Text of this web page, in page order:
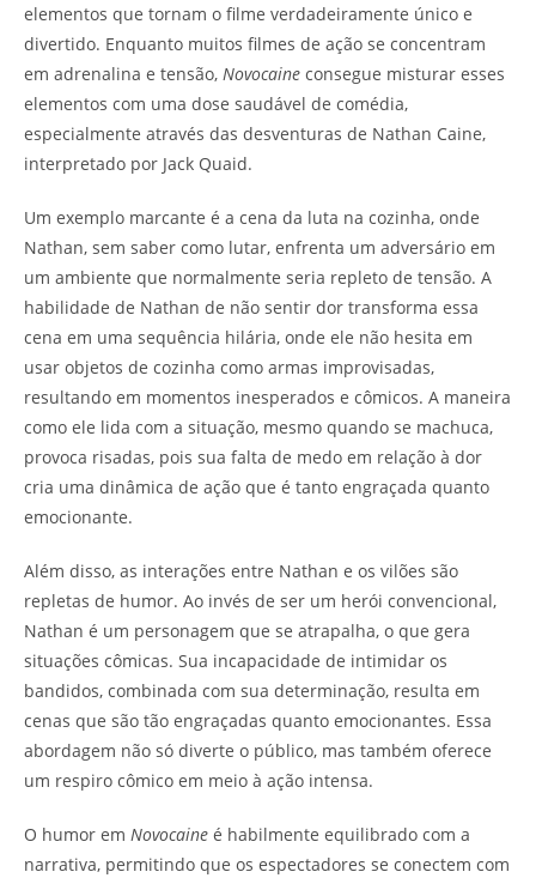
elementos que tornam o filme verdadeiramente único e
divertido. Enquanto muitos filmes de ação se concentram
em adrenalina e tensão, Novocaine consegue misturar esses
elementos com uma dose saudável de comédia,
especialmente através das desventuras de Nathan Caine,
interpretado por Jack Quaid.
Um exemplo marcante é a cena da luta na cozinha, onde
Nathan, sem saber como lutar, enfrenta um adversário em
um ambiente que normalmente seria repleto de tensão. A
habilidade de Nathan de não sentir dor transforma essa
cena em uma sequência hilária, onde ele não hesita em
usar objetos de cozinha como armas improvisadas,
resultando em momentos inesperados e cômicos. A maneira
como ele lida com a situação, mesmo quando se machuca,
provoca risadas, pois sua falta de medo em relação à dor
cria uma dinâmica de ação que é tanto engraçada quanto
emocionante.
Além disso, as interações entre Nathan e os vilões são
repletas de humor. Ao invés de ser um herói convencional,
Nathan é um personagem que se atrapalha, o que gera
situações cômicas. Sua incapacidade de intimidar os
bandidos, combinada com sua determinação, resulta em
cenas que são tão engraçadas quanto emocionantes. Essa
abordagem não só diverte o público, mas também oferece
um respiro cômico em meio à ação intensa.
O humor em Novocaine é habilmente equilibrado com a
narrativa, permitindo que os espectadores se conectem com